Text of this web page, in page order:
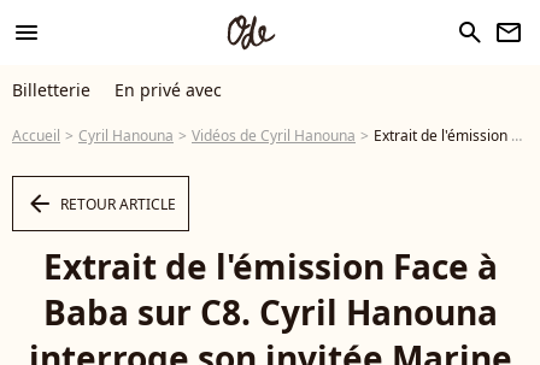
menu search newsletter
Billetterie En privé avec
Accueil Cyril Hanouna Vidéos de Cyril Hanouna Extrait de l'émission Face à Baba sur C8. Cyril Hanouna interroge son invitée Marine Le Pen sur son célibat, elle répond en toute franchise - Vidéo
arrow_left RETOUR ARTICLE
Extrait de l'émission Face à
Baba sur C8. Cyril Hanouna